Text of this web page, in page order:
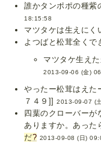
誰かタンポポの種紫
18:15:58
マツタケは生えにく
よつばと松茸全くで
マツタケ生え
2013-09-06 (金)
やったー松茸はえた
７４９]]2013-09-07 (
四葉のクローバーが
ありますか。あった
だ? 2013-09-08 (日)